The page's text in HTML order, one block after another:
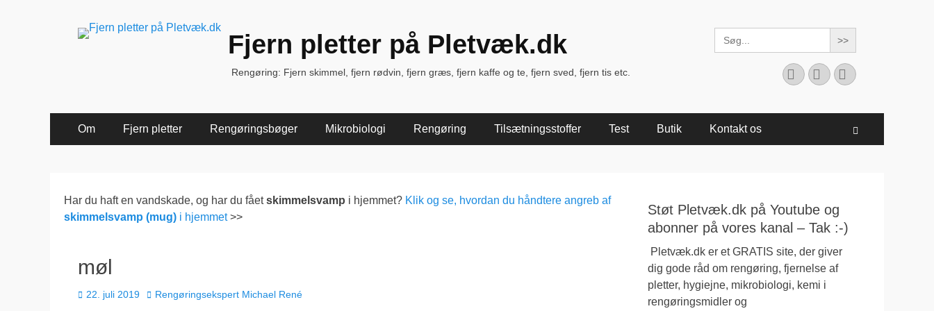
Fjern pletter på Pletvæk.dk
Rengøring: Fjern skimmel, fjern rødvin, fjern græs, fjern kaffe og te, fjern sved, fjern tis etc.
Search
for:
Facebook
YouTubeInstagram
Primær
Menu
Om Fjern pletter Rengøringsbøger Mikrobiologi Rengøring Tilsætningsstoffer Test Butik Kontakt os
Har du haft en vandskade, og har du fåetskimmelsvamp i hjemmet? Klik og se, hvordan du håndtere angreb af
skimmelsvamp (mug) i hjemmet>>
møl
Udgivet
22. juli 2019 Forfatter
Rengøringsekspert Michael René
Støt Pletvæk.dk på Youtube og
abonner på vores kanal – Tak :-)
Pletvæk.dk er et GRATIS site, der giver
dig gode råd om rengøring, fjernelse af
pletter, hygiejne, mikrobiologi, kemi i
rengøringsmidler og